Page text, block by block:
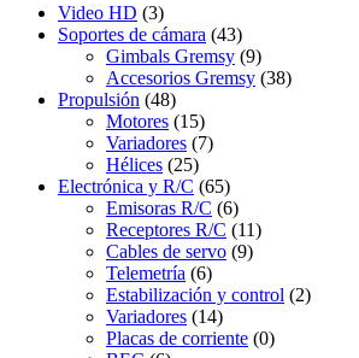
Video HD (3)
Soportes de cámara (43)
Gimbals Gremsy (9)
Accesorios Gremsy (38)
Propulsión (48)
Motores (15)
Variadores (7)
Hélices (25)
Electrónica y R/C (65)
Emisoras R/C (6)
Receptores R/C (11)
Cables de servo (9)
Telemetría (6)
Estabilización y control (2)
Variadores (14)
Placas de corriente (0)